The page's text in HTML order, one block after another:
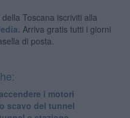
Toscana iscriviti alla
Arriva gratis tutti i giorni
di posta.
i motori
scavo del tunnel